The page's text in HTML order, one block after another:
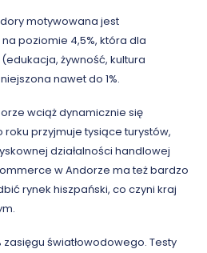
motywowana jest
poziomie 4,5%, która dla
żywność, kultura
nawet do 1%.
wciąż dynamicznie się
przyjmuje tysiące turystów,
działalności handlowej
w Andorze ma też bardzo
rynek hiszpański, co czyni kraj
światłowodowego. Testy